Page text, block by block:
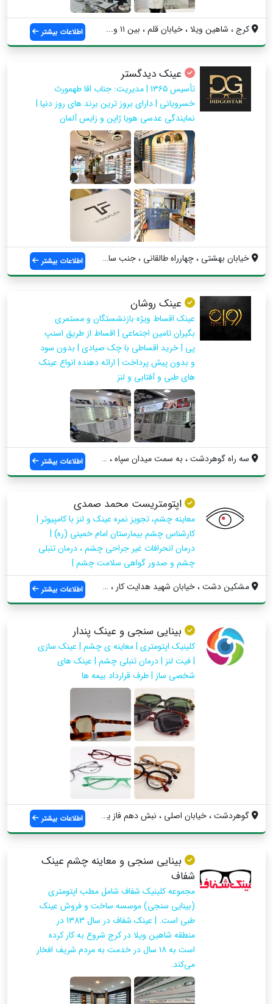
کرج ، شاهین ویلا ، خیابان قلم ، بین ۱۱ و... اطلاعات بیشتر
عینک دیدگستر
تأسیس ١٣٦٥ | مدیریت: جناب اقا طهمورث
خسرویانی | دارای بروز ترین برند های روز دنیا |
نمایندگی عدسی هویا ژاپن و زایس آلمان
خيابان بهشتي ، چهارراه طالقاني ، جنب ساخ... اطلاعات بیشتر
عینک روشان
عینک اقساط ویژه بازنشستگان و مستمری
بگیران تامین اجتماعی | اقساط از طریق اسنپ
پی | خرید اقساطی با چک صیادی | بدون سود
و بدون پیش پرداخت | ارائه دهنده انواع عینک
های طبی و آفتابی و لنز
سه راه گوهردشت ، به سمت میدان سپاه ، نبش... اطلاعات بیشتر
اپتومتریست محمد صمدی
معاینه چشم، تجویز نمره عینک و لنز با کامپیوتر |
کارشناس چشم بیمارستان امام خمینی (ره) |
درمان انحرافات غیر جراحی چشم ، درمان تنبلی
چشم و صدور گواهی سلامت چشم |
مشکین دشت ، خیابان شهید هدایت کار ، مجتم...
اطلاعات بیشتر
بینایی سنجی و عینک پندار
کلینیک اپتومتری | معاینه ی چشم | عینک سازی
| فیت لنز | درمان تنبلی چشم | عینک های
شخصی ساز | طرف قرارداد بیمه ها
گوهردشت ، خیابان اصلی ، نبش دهم فاز یک ،... اطلاعات بیشتر
بینایی سنجی و معاینه چشم عینک
شفاف
مجموعه کلینیک شفاف شامل مطب اپتومتری
(بینایی سنجی) موسسه ساخت و فروش عینک
طبی است. | عینک شفاف در سال 1383 در
منطقه شاهین ویلا در کرج شروع به کار کرده
است به ۱۸ سال در خدمت به مردم شریف افخار
می‌کند.